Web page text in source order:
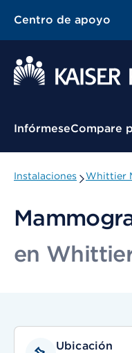
Centro de apoyo
Menú contextual
InfórmeseCompare
Instalaciones Whittier
en
Ubicación